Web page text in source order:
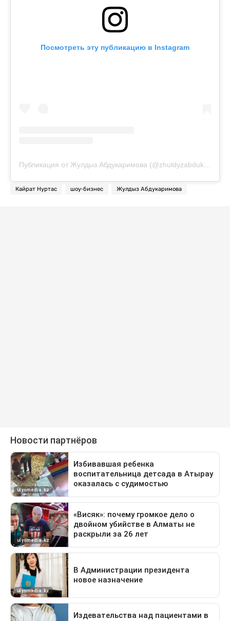
Посмотреть эту публикацию в Instagram
Кайрат Нуртас шоу-бизнес Жулдыз Абдукаримова